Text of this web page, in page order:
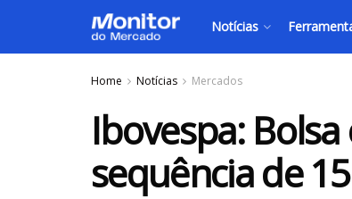
Notícias
Home Notícias Mercados
Ibovespa:
sequência de